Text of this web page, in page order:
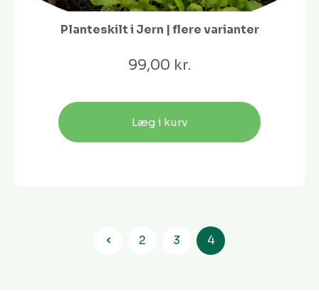
Planteskilt i Jern | flere varianter
99,00 kr.
Læg i kurv
Side
2 Side
3 Side
4